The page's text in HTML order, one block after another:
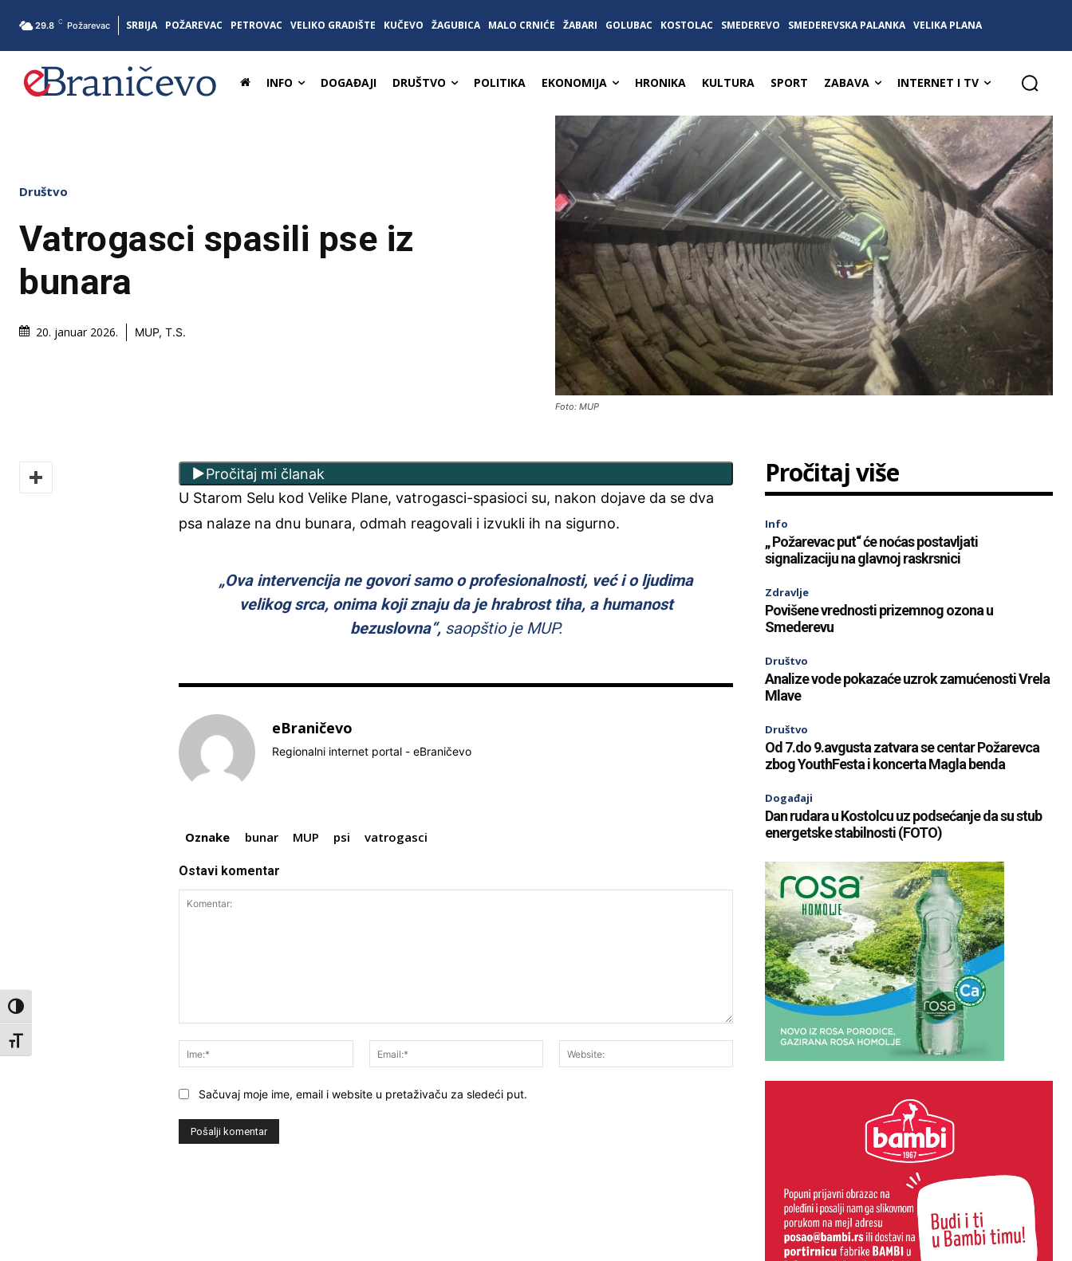
Toggle High Contrast
Toggle Font size
29.8 C Požarevac SRBIJA POŽAREVAC PETROVAC VELIKO GRADIŠTE KUČEVO ŽAGUBICA MALO CRNIĆE ŽABARI GOLUBAC KOSTOLAC SMEDEREVO SMEDEREVSKA PALANKA VELIKA PLANA
INFO DOGAĐAJI DRUŠTVO POLITIKA EKONOMIJA HRONIKA KULTURA SPORT ZABAVA INTERNET I TV
Društvo
Vatrogasci spasili pse iz
bunara
20. januar 2026. MUP, T.S.
Foto: MUP
Pročitaj mi članak
U Starom Selu kod Velike Plane, vatrogasci-spasioci su, nakon dojave da se dva
psa nalaze na dnu bunara, odmah reagovali i izvukli ih na sigurno.
„Ova intervencija ne govori samo o profesionalnosti, već i o ljudima
velikog srca, onima koji znaju da je hrabrost tiha, a humanost
bezuslovna“,saopštio je MUP.
eBraničevo
Regionalni internet portal - eBraničevo
Oznake bunar MUP psi vatrogasci
Ostavi komentar
Ime:*
Email:*
Sačuvaj moje ime, email i website u pretaživaču za sledeći put.
Pročitaj više
Info
„ Požarevac put“ će noćas postavljati
signalizaciju na glavnoj raskrsnici
Zdravlje
Povišene vrednosti prizemnog ozona u
Smederevu
Društvo
Analize vode pokazaće uzrok zamućenosti Vrela
Mlave
Društvo
Od 7.do 9.avgusta zatvara se centar Požarevca
zbog YouthFesta i koncerta Magla benda
Događaji
Dan rudara u Kostolcu uz podsećanje da su stub
energetske stabilnosti (FOTO)